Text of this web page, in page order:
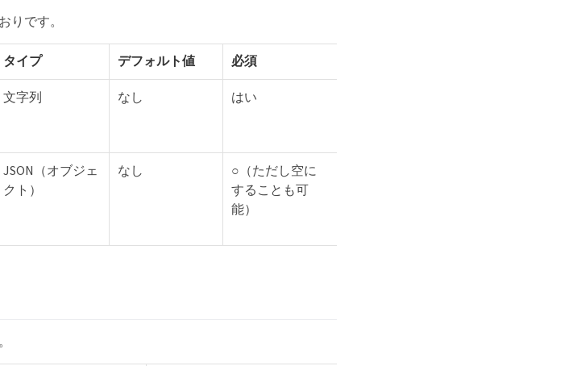
りです。
タイプ デフォルト値 必須
文字列 なし はい
JSON（オブジェ
クト）
なし
○（ただし空に
することも可
能）